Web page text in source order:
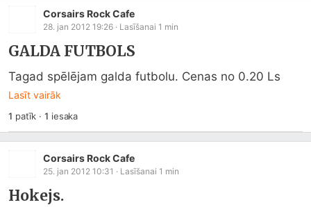
Corsairs Rock Cafe
28. jan 2012 19:26 · Lasīšanai 1 min
GALDA FUTBOLS
Tagad spēlējam galda futbolu. Cenas no 0.20 Ls
Lasīt vairāk
1 patīk ·1 iesaka
Corsairs Rock Cafe
25. jan 2012 10:31 · Lasīšanai 1 min
Hokejs.